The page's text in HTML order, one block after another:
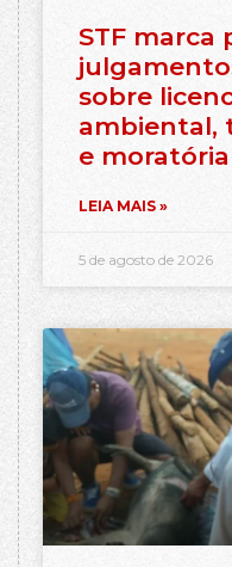
STF marca
sobre
ambiental,
e
LEIA MAIS »
5 de agosto de 2026